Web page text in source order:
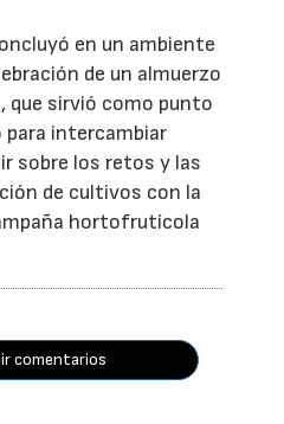
en un ambiente
de un almuerzo
sirvió como punto
para intercambiar
sobre los retos y las
de cultivos con la
hortofrutícola
comentarios